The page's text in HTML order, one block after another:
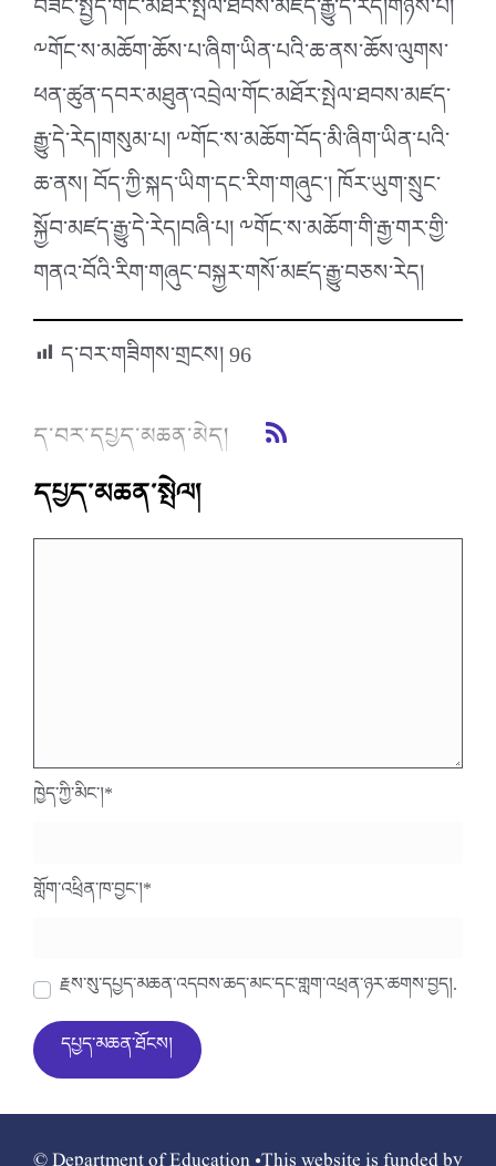
བཟང་སྤྱོད་གོང་མཐོར་སྤེལ་ཐབས་མཛད་རྒྱུ་དེ་རེད།གཉིས་པ།
༸གོང་ས་མཆོག་ཆོས་པ་ཞིག་ཡིན་པའི་ཆ་ནས་ཆོས་ལུགས་
ཕན་ཚུན་དབར་མཐུན་འབྲེལ་གོང་མཐོར་སྤེལ་ཐབས་མཛད་
རྒྱུ་དེ་རེད།གསུམ་པ། ༸གོང་ས་མཆོག་བོད་མི་ཞིག་ཡིན་པའི་
ཆ་ནས། བོད་ཀྱི་སྐད་ཡིག་དང་རིག་གཞུང་། ཁོར་ཡུག་སྲུང་
སྐྱོབ་མཛད་རྒྱུ་དེ་རེད།བཞི་པ། ༸གོང་ས་མཆོག་གི་རྒྱ་གར་གྱི་
གནའ་བོའི་རིག་གཞུང་བསྐྱར་གསོ་མཛད་རྒྱུ་བཅས་རེད།
ད་བར་གཟིགས་གྲངས།96
ད་བར་དཔྱད་མཆན་མེད།
དཔྱད་མཆན་སྤེལ།
ཁྱེད་ཀྱི་མིང་།*
གློག་འཕྲིན་ཁ་བྱང་།*
རྗེས་སུ་དཔྱད་མཆན་འདེབས་ཆེད་མིང་དང་གློག་འཕྲིན་ཉར་ཚགས་བྱེད།.